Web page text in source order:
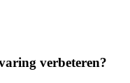
verbeteren?